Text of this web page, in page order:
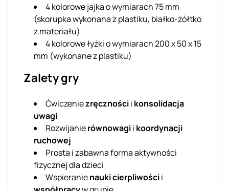
4 kolorowe jajka o wymiarach 75 mm
(skorupka wykonana z plastiku, białko-żółtko
z materiału)
4 kolorowe łyżki o wymiarach 200 x 50 x 15
mm (wykonane z plastiku)
Zalety gry
Ćwiczeniezręcznościi konsolidacja
uwagi
Rozwijanierównowagii koordynacji
ruchowej
Prosta i zabawna forma aktywności
fizycznej dla dzieci
Wspieranienauki cierpliwościi